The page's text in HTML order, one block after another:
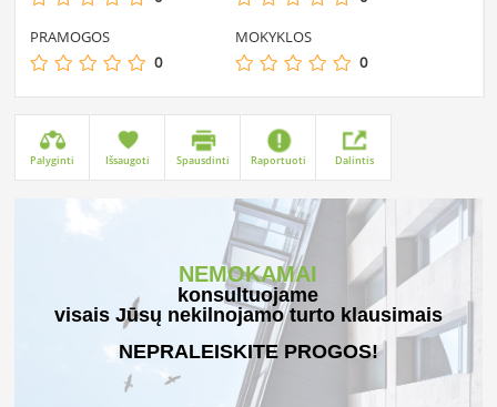
PRAMOGOS
0
MOKYKLOS
0
Palyginti Išsaugoti Spausdinti Raportuoti Dalintis
NEMOKAMAI
konsultuojame
visais Jūsų nekilnojamo turto klausimais
NEPRALEISKITE PROGOS!